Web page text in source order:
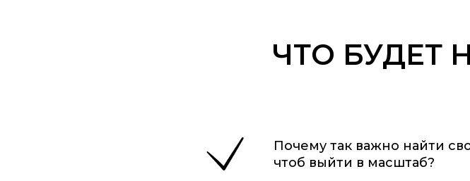
ЧТО БУДЕТ
Почему так важно найти
чтоб выйти в масштаб?